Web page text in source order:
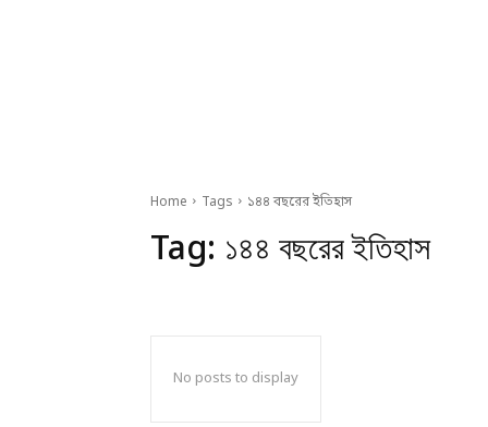
Home Tags ১৪৪ বছরের ইতিহাস
Tag: ১৪৪ বছরের ইতিহাস
No posts to display